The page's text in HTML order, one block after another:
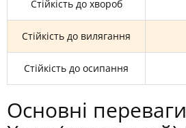
Стійкість до хвороб
Стійкість до вилягання
Стійкість до осипання
Основні